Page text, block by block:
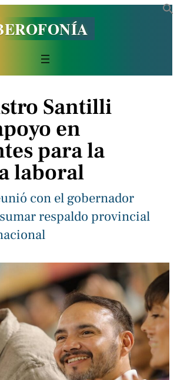
Santilli
en
para la
laboral
con el gobernador
respaldo provincial